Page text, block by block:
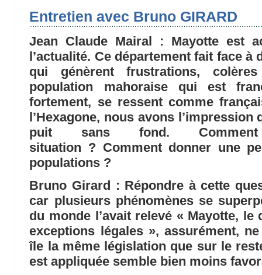
Entretien avec Bruno GIRARD
Jean Claude Mairal : Mayotte est
l’actualité. Ce département fait face
qui génèrent frustrations,
population mahoraise qui est
fortement, se ressent comme
l’Hexagone, nous avons
puit sans fond.
situation ? Comment donner une
populations ?
Bruno Girard : Répondre à cette
car plusieurs phénomènes se
du monde l’avait relevé « Mayotte,
exceptions légales », assurément,
île la même législation que sur le
est appliquée semble bien moins